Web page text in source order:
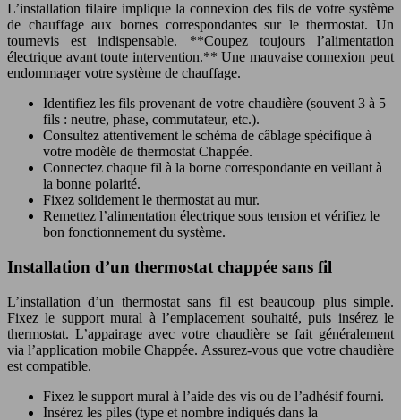
L’installation filaire implique la connexion des fils de votre système
de chauffage aux bornes correspondantes sur le thermostat. Un
tournevis est indispensable. **Coupez toujours l’alimentation
électrique avant toute intervention.** Une mauvaise connexion peut
endommager votre système de chauffage.
Identifiez les fils provenant de votre chaudière (souvent 3 à 5
fils : neutre, phase, commutateur, etc.).
Consultez attentivement le schéma de câblage spécifique à
votre modèle de thermostat Chappée.
Connectez chaque fil à la borne correspondante en veillant à
la bonne polarité.
Fixez solidement le thermostat au mur.
Remettez l’alimentation électrique sous tension et vérifiez le
bon fonctionnement du système.
Installation d’un thermostat chappée sans fil
L’installation d’un thermostat sans fil est beaucoup plus simple.
Fixez le support mural à l’emplacement souhaité, puis insérez le
thermostat. L’appairage avec votre chaudière se fait généralement
via l’application mobile Chappée. Assurez-vous que votre chaudière
est compatible.
Fixez le support mural à l’aide des vis ou de l’adhésif fourni.
Insérez les piles (type et nombre indiqués dans la